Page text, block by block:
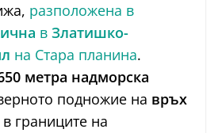
разположена в
в Златишко-
на Стара планина.
метра надморска
подножие на връх
границите на